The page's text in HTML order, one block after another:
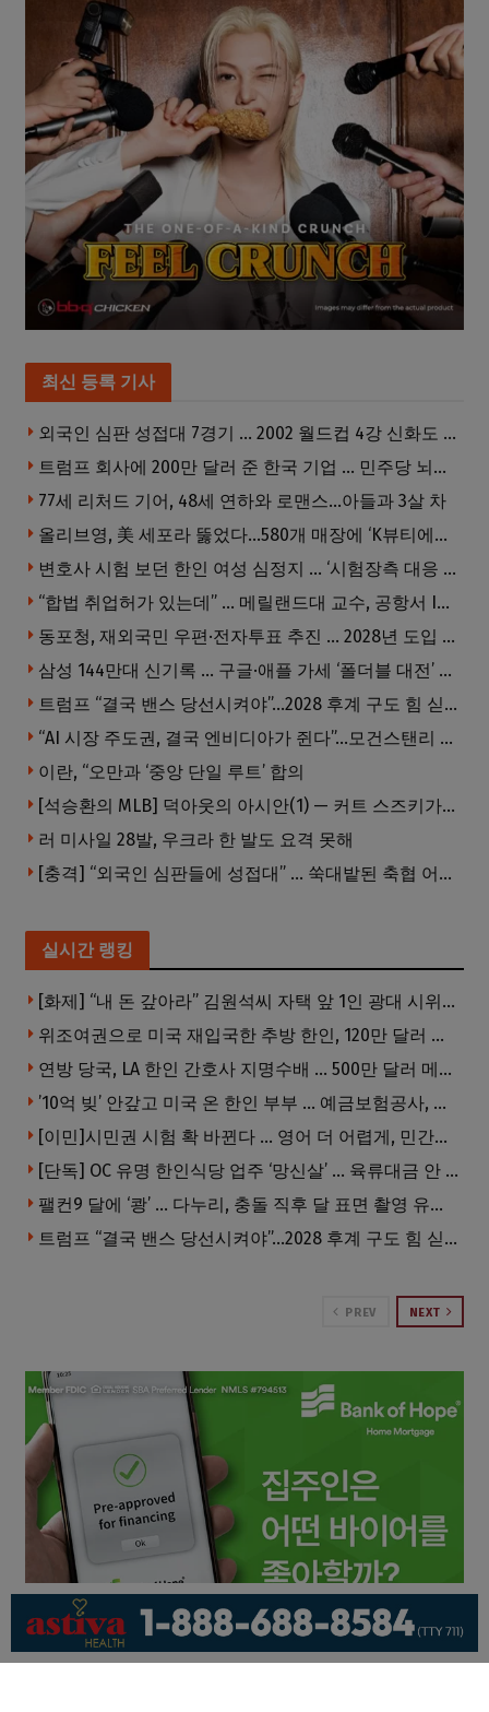
최신 등록 기사
외국인 심판 성접대 7경기 … 2002 월드컵 4강 신화도 흔들
트럼프 회사에 200만 달러 준 한국 기업 … 민주당 뇌물의혹 조사
77세 리처드 기어, 48세 연하와 로맨스…아들과 3살 차
올리브영, 美 세포라 뚫었다…580개 매장에 ‘K뷰티에딧’ 론칭
변호사 시험 보던 한인 여성 심정지 … ‘시험장측 대응 부적절’ 소송
“합법 취업허가 있는데” … 메릴랜드대 교수, 공항서 ICE에 체포, 구금 중
동포청, 재외국민 우편·전자투표 추진 … 2028년 도입 목표
삼성 144만대 신기록 … 구글·애플 가세 ‘폴더블 대전’ 열린다
트럼프 “결국 밴스 당선시켜야”…2028 후계 구도 힘 싣나
“AI 시장 주도권, 결국 엔비디아가 쥔다”…모건스탠리 장담
이란, “오만과 ‘중앙 단일 루트’ 합의
[석승환의 MLB] 덕아웃의 아시안(1) — 커트 스즈키가 우리에게 묻는 것
러 미사일 28발, 우크라 한 발도 요격 못해
[충격] “외국인 심판들에 성접대” … 쑥대밭된 축협 어디까지 추락하나
실시간 랭킹
[화제] “내 돈 갚아라” 김원석씨 자택 앞 1인 광대 시위 … 한인 투자사, “108만 달러 못받아”
위조여권으로 미국 재입국한 추방 한인, 120만 달러 은행 사기 행각
연방 당국, LA 한인 간호사 지명수배 … 500만 달러 메디캐어 사기, 선고 직전 한국 도주
’10억 빚’ 안갚고 미국 온 한인 부부 … 예금보험공사, 미국서 소송
[이민]시민권 시험 확 바뀐다 … 영어 더 어렵게, 민간시험 도입 추진
[단독] OC 유명 한인식당 업주 ‘망신살’ … 육류대금 안 갚자 식당서 공개추심
팰컨9 달에 ‘쾅’ … 다누리, 충돌 직후 달 표면 촬영 유일 탐사선
트럼프 “결국 밴스 당선시켜야”…2028 후계 구도 힘 싣나
PREV NEXT